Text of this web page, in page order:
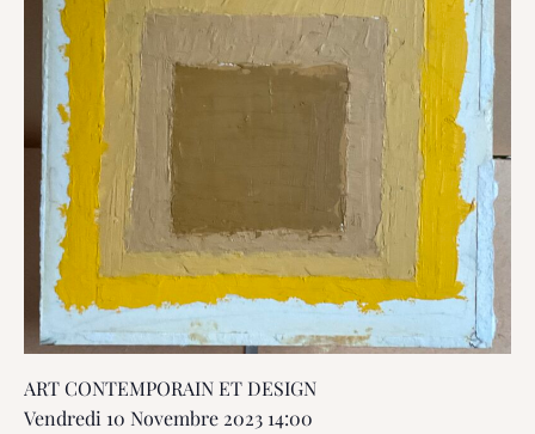
ART CONTEMPORAIN ET DESIGN
Vendredi 10 Novembre 2023 14:00